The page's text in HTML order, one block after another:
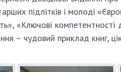
підлітків і молоді
«Ключові
– чудовий приклад книг,